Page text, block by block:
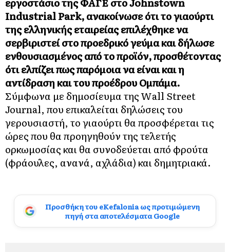
Industrial Park, ανακοίνωσε ότι το γιαούρτι
της ελληνικής εταιρείας επιλέχθηκε να
σερβιριστεί στο προεδρικό γεύμα και δήλωσε
ενθουσιασμένος από το προϊόν, προσθέτοντας
ότι ελπίζει πως παρόμοια να είναι και η
αντίδραση και του προέδρου Ομπάμα.
Σύμφωνα με δημοσίευμα της Wall Street
Journal, που επικαλείται δηλώσεις του
γερουσιαστή, το γιαούρτι θα προσφέρεται τις
ώρες που θα προηγηθούν της τελετής
ορκωμοσίας και θα συνοδεύεται από φρούτα
(φράουλες, ανανά, αχλάδια) και δημητριακά.
Προσθήκη του eKefalonia ως προτιμώμενη
πηγή στα αποτελέσματα Google